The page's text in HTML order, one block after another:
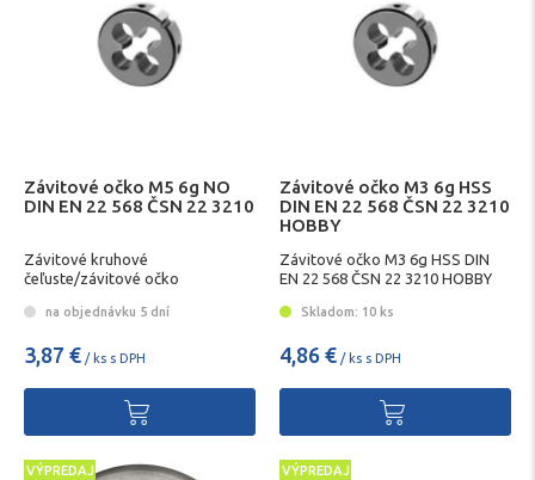
Závitové očko M5 6g NO
DIN EN 22 568 ČSN 22 3210
Závitové kruhové
čeľuste/závitové očko
na objednávku 5 dní
3,87 € / ks s DPH
Závitové očko M3 6g HSS
DIN EN 22 568 ČSN 22 3210
HOBBY
Závitové očko M3 6g HSS DIN
EN 22 568 ČSN 22 3210 HOBBY
Skladom: 10 ks
4,86 € / ks s DPH
VÝPREDAJ VÝPREDAJ